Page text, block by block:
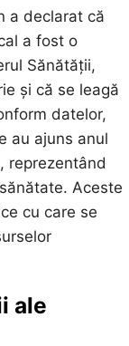
a declarat că
a fost o
Sănătății,
și că se leagă
datelor,
au ajuns anul
reprezentând
Aceste
cu care se
ale